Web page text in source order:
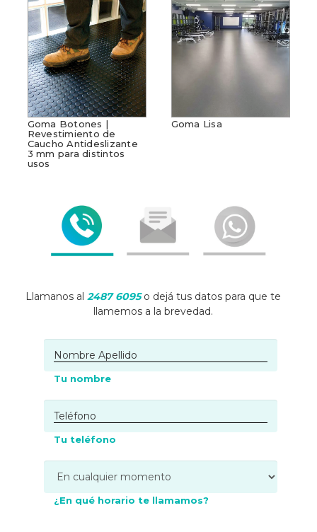
Goma Botones |
Revestimiento de
Caucho Antideslizante
3 mm para distintos
usos
Goma Lisa
Llamanos al 2487 6095o dejá tus datos para que te
llamemos a la brevedad.
Tu nombre
Tu teléfono
¿En qué horario te llamamos?